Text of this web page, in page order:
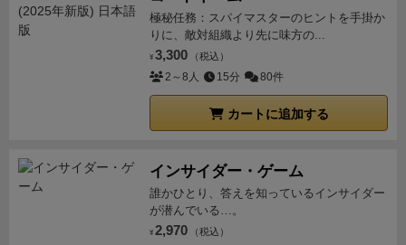
極秘任務：スパイマスターのヒントを手掛か
りに、敵対組織より先に味方の...
¥ 3,300 （税込）
2～8人 15分 80件
カートに追加する
インサイダー・ゲーム
誰かひとり、答えを知っているインサイダー
が潜んでいる…。
¥ 2,970 （税込）